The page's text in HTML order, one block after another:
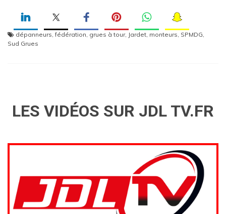
dépanneurs ,fédération grues à tour, Jardet monteurs SPMDG
Sud Grues
LES VIDÉOS SUR JDL TV.FR